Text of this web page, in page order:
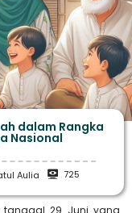
dalam Rangka
Nasional
Aulia 725
29 Juni yang